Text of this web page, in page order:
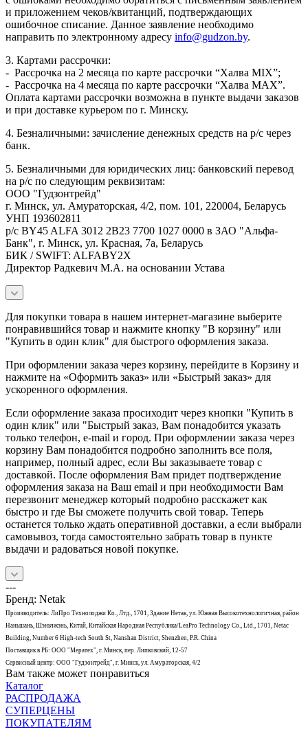
и приложением чеков/квитанций, подтверждающих
ошибочное списание. Данное заявление необходимо
направить по электронному адресу info@gudzon.by.
3. Картами рассрочки:
- Рассрочка на 2 месяца по карте рассрочки “Халва MIX”;
- Рассрочка на 4 месяца по карте рассрочки “Халва MAX”.
Оплата картами рассрочки возможна в пункте выдачи заказов
и при доставке курьером по г. Минску.
4. Безналичными: зачисление денежных средств на р/с через
банк.
5. Безналичными для юридических лиц: банковский перевод
на р/с по следующим реквизитам:
ООО "Гудзонтрейд"
г. Минск, ул. Амураторская, 4/2, пом. 101, 220004, Беларусь
УНП 193602811
р/с BY45 ALFA 3012 2B23 7700 1027 0000 в ЗАО "Альфа-
Банк", г. Минск, ул. Красная, 7а, Беларусь
БИК / SWIFT: ALFABY2X
Директор Радкевич М.А. на основании Устава
Для покупки товара в нашем интернет-магазине выберите
понравившийся товар и нажмите кнопку "В корзину" или
"Купить в один клик" для быстрого оформления заказа.
При оформлении заказа через корзину, перейдите в Корзину и
нажмите на «Оформить заказ» или «Быстрый заказ» для
ускоренного оформления.
Если оформление заказа просиходит через кнопки "Купить в
один клик" или "Быстрый заказ, Вам понадобится указать
только телефон, e-mail и город. При оформлении заказа через
корзину Вам понадобится подробно заполнить все поля,
например, полный адрес, если Вы заказываете товар с
доставкой. После оформления Вам придет подтверждение
оформления заказа на Ваш email и при необходимости Вам
перезвонит менеджер который подробно расскажет как
быстро и где Вы сможете получить свой товар. Теперь
останется только ждать оперативной доставки, а если выбрали
самовывоз, тогда самостоятельно забрать товар в пункте
выдачи и радоваться новой покупке.
---
Бренд: Netak
Производитель: ЛиПро Технолоджи Ко., Лтд., 1701, Здание Нетак, ул. Южная Высокотехнологичная, район
Наньшань, Шэньчжэнь, Китай, Китайская Народная Республика/LeaPro Technology Co., Ltd., 1701, Netac
Building, Number 6 High-tech South St, Nanshan District, Shenzhen, P.R. China
Поставщик в РБ: ООО "Мератех", г. Минск, пер. Липковский, 12-57
Сервисный центр: ООО "Гудзонтрейд", г. Минск, ул. Амураторская, 4/2
Вам также может понравиться
Каталог
РАСПРОДАЖА
СУПЕРЦЕНЫ
ПОКУПАТЕЛЯМ